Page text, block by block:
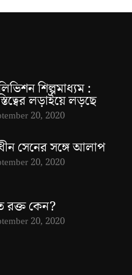
শিল্পমাধ্যম :
লড়াইয়ে লড়ছে
20, 2020
সেনের সঙ্গে আলাপ
20, 2020
রক্ত কেন?
20, 2020